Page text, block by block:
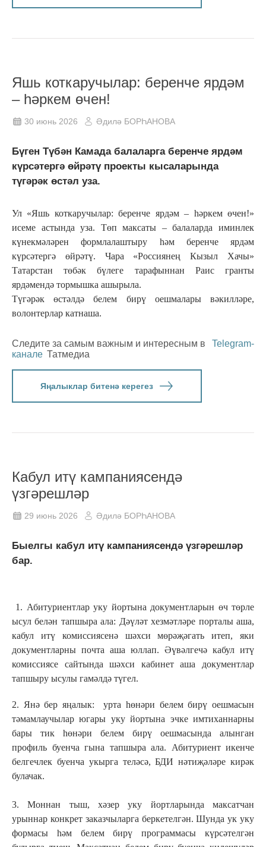
Яшь коткаручылар: беренче ярдәм
– һәркем өчен!
30 июнь 2026 Әдилә БОРҺАНОВА
Бүген Түбән Камада балаларга беренче ярдәм
күрсәтергә өйрәтү проекты кысаларында
түгәрәк өстәл уза.
Ул «Яшь коткаручылар: беренче ярдәм – һәркем өчен!»
исеме астында уза. Төп максаты – балаларда иминлек
күнекмәләрен формлалаштыру һәм беренче ярдәм
күрсәтергә өйрәтү. Чара «Россиянең Кызыл Хачы»
Татарстан төбәк бүлеге тарафыннан Раис гранты
ярдәмендә тормышка ашырыла.
Түгәрәк өстәлдә белем бирү оешмалары вәкилләре,
волонтерлар катнаша.
Следите за самым важным и интересным в
Telegram-
канале Татмедиа
Яңалыклар битенә керегез
Кабул итү кампаниясендә
үзгәрешләр
29 июнь 2026 Әдилә БОРҺАНОВА
Быелгы кабул итү кампаниясендә үзгәрешләр
бар.
1. Абитуриентлар уку йортына документларын өч төрле
ысул белән тапшыра ала: Дәүләт хезмәтләре порталы аша,
кабул итү комиссиясенә шәхси мөрәҗәгать итеп, яки
документларны почта аша юллап. Әүвәлгечә кабул итү
комиссиясе сайтында шәхси кабинет аша документлар
тапшыру ысулы гамәлдә түгел.
2. Янә бер яңалык: урта һөнәри белем бирү оешмасын
тәмамлаучылар югары уку йортына эчке имтиханнарны
бары тик һөнәри белем бирү оешмасында алынган
профиль буенча гына тапшыра ала. Абитуриент икенче
белгечлек буенча укырга теләсә, БДИ нәтиҗәләре кирәк
булачак.
3. Моннан тыш, хәзер уку йортларында максатчан
урыннар конкрет заказчыларга беркетелгән. Шунда ук уку
формасы һәм белем бирү программасы күрсәтелгән